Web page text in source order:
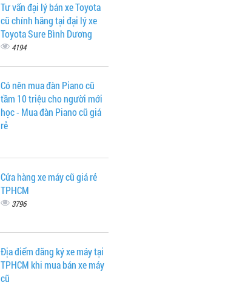
Tư vấn đại lý bán xe Toyota
cũ chính hãng tại đại lý xe
Toyota Sure Bình Dương
4194
Có nên mua đàn Piano cũ
tầm 10 triệu cho người mới
học - Mua đàn Piano cũ giá
rẻ
Cửa hàng xe máy cũ giá rẻ
TPHCM
3796
Địa điểm đăng ký xe máy tại
TPHCM khi mua bán xe máy
cũ